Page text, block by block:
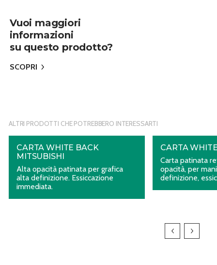
Vuoi maggiori
informazioni
su questo prodotto?
SCOPRI
ALTRI PRODOTTI CHE POTREBBERO INTERESSARTI
CARTA WHITE BACK
MITSUBISHI
Alta opacità patinata per grafica
alta definizione. Essiccazione
immediata.
CARTA
Carta patinata
opacità, per
definizione,